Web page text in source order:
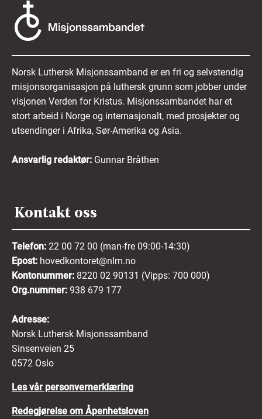
Norsk Luthersk Misjonssamband er en fri og selvstendig
misjonsorganisasjon på luthersk grunn som jobber under
visjonen Verden for Kristus. Misjonssambandet har et
stort arbeid i Norge og internasjonalt, med prosjekter og
utsendinger i Afrika, Sør-Amerika og Asia.
Ansvarlig redaktør: Gunnar Bråthen
Kontakt oss
Telefon: 22 00 72 00 (man-fre 09:00-14:30)
Epost: hovedkontoret@nlm.no
Kontonummer: 8220 02 90131 (Vipps: 700 000)
Org.nummer: 938 679 177
Adresse:
Norsk Luthersk Misjonssamband
Sinsenveien 25
0572 Oslo
Les vår personvernerklæring
Redegjørelse om Åpenhetsloven